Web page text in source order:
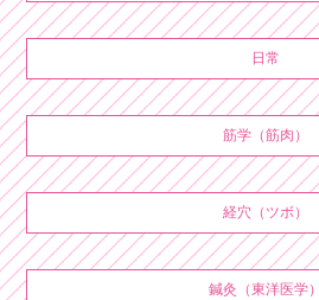
日常
筋学（筋肉）
経穴（ツボ）
鍼灸（東洋医学）